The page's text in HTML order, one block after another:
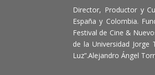
Director, Productor y
España y Colombia.
Festival de Cine &
de la Universidad
Luz”.Alejandro Ángel